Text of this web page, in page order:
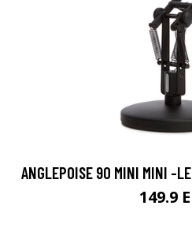
ANGLEPOISE 90 MINI MINI -
149.9